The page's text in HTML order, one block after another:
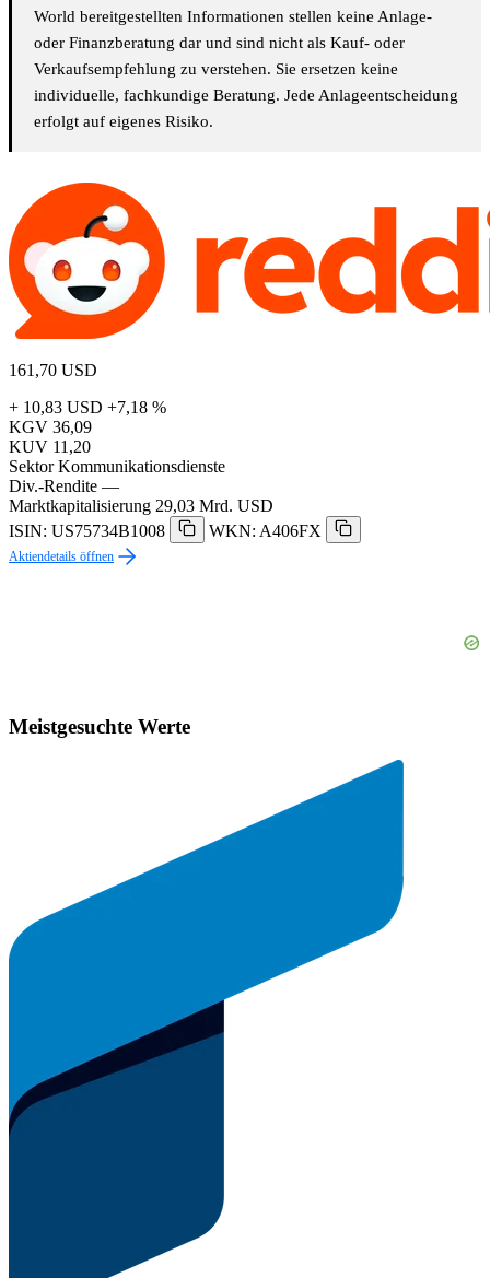
World bereitgestellten Informationen stellen keine Anlage-
oder Finanzberatung dar und sind nicht als Kauf- oder
Verkaufsempfehlung zu verstehen. Sie ersetzen keine
individuelle, fachkundige Beratung. Jede Anlageentscheidung
erfolgt auf eigenes Risiko.
161,70 USD
+ 10,83 USD +7,18 %
KGV 36,09
KUV 11,20
Sektor Kommunikationsdienste
Div.-Rendite —
Marktkapitalisierung 29,03 Mrd. USD
ISIN: US75734B1008
WKN: A406FX
Aktiendetails öffnen
Meistgesuchte Werte